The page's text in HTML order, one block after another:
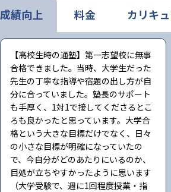
成績向上
【高校生時の通塾】第一志望校に無事
合格できました。当時、大学生だった
先生の丁寧な指導や宿題の出し方が自
分に合っていました。塾長のサポート
も手厚く、1対1で接してくださるとこ
ろも良かったと思っています。大学合
格という大きな目標だけでなく、日々
の小さな目標が明確になっていたの
で、今自分がどのあたりにいるのか、
目処が立ちやすかったように思います
（大学受験で、週に1回程度授業・指
料金 カリキ